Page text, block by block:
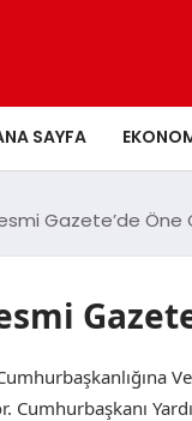
SAYFA
Gazete’de Öne